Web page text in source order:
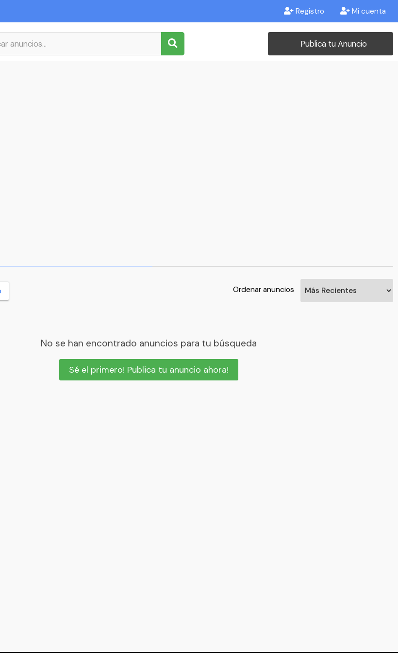
Registro Mi cuenta
Publica tu Anuncio
Ordenar anuncios
No se han encontrado anuncios para tu búsqueda
Sé el primero! Publica tu anuncio ahora!